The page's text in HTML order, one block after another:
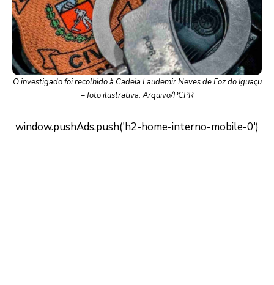
O investigado foi recolhido à Cadeia Laudemir Neves de Foz do Iguaçu
– foto ilustrativa: Arquivo/PCPR